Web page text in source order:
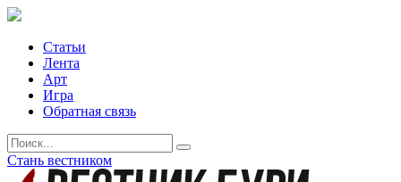
Статьи
Лента
Арт
Игра
Обратная связь
Стань вестником